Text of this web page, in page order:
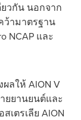
ยวกัน นอกจาก
ว้ามาตรฐาน
NCAP และ
ลให้ AION V
ยยานยนต์และ
ตรเลีย AION